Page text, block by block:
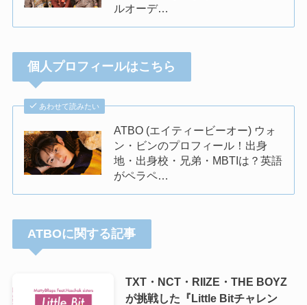
ルオーデ…
個人プロフィールはこちら
あわせて読みたい
ATBO (エイティービーオー) ウォ
ン・ビンのプロフィール！出身
地・出身校・兄弟・MBTIは？英語
がペラペ…
ATBOに関する記事
TXT・NCT・RIIZE・THE BOYZ
が挑戦した『Little Bitチャレン